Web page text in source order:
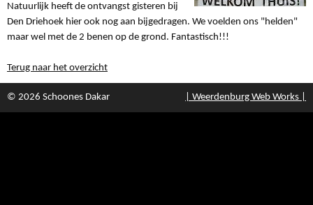
Natuurlijk heeft de ontvangst gisteren bij
Den Driehoek hier ook nog aan bijgedragen. We voelden ons "helden"
maar wel met de 2 benen op de grond. Fantastisch!!!
Terug naar het overzicht
© 2026 Schoones Dakar | Weerdenburg Web Works |